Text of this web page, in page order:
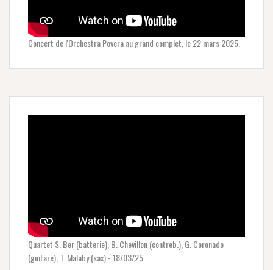
Concert de l'Orchestra Povera au grand complet, le 22 mars 2025.
Quartet S. Ber (batterie), B. Chevillon (contreb.), G. Coronado
(guitare), T. Malaby (sax) - 18/03/25.